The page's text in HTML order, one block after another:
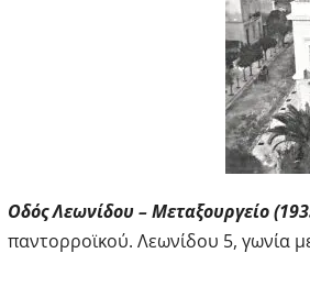
Οδός Λεωνίδου – Μεταξουργείο
παντορροϊκού. Λεωνίδου 5, γωνία